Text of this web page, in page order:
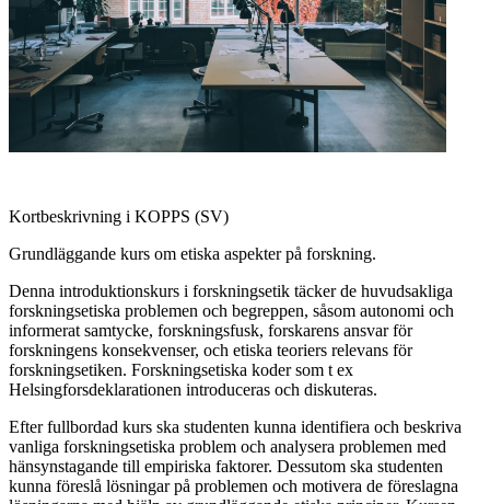
Kortbeskrivning i KOPPS (SV)
Grundläggande kurs om etiska aspekter på forskning.
Denna introduktionskurs i forskningsetik täcker de huvudsakliga
forskningsetiska problemen och begreppen, såsom autonomi och
informerat samtycke, forskningsfusk, forskarens ansvar för
forskningens konsekvenser, och etiska teoriers relevans för
forskningsetiken. Forskningsetiska koder som t ex
Helsingforsdeklarationen introduceras och diskuteras.
Efter fullbordad kurs ska studenten kunna identifiera och beskriva
vanliga forskningsetiska problem och analysera problemen med
hänsynstagande till empiriska faktorer. Dessutom ska studenten
kunna föreslå lösningar på problemen och motivera de föreslagna